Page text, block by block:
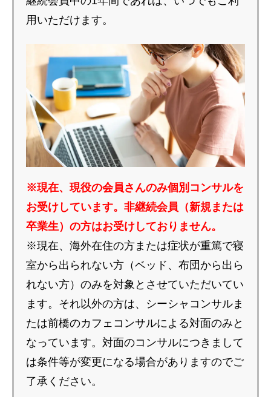
用いただけます。
※現在、現役の会員さんのみ個別コンサルを
お受けしています。非継続会員（新規または
卒業生）の方はお受けしておりません。
※現在、海外在住の方または症状が重篤で寝
室から出られない方（ベッド、布団から出ら
れない方）のみを対象とさせていただいてい
ます。それ以外の方は、シーシャコンサルま
たは前橋のカフェコンサルによる対面のみと
なっています。対面のコンサルにつきまして
は条件等が変更になる場合がありますのでご
了承ください。